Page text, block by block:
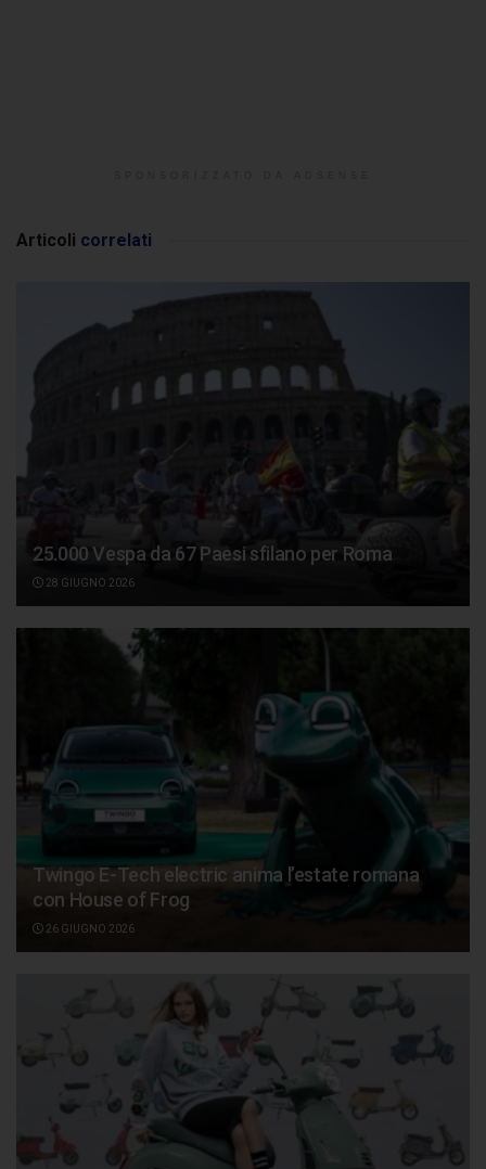
Articoli correlati
25.000 Vespa da 67 Paesi sfilano per Roma
28 GIUGNO 2026
Twingo E-Tech electric anima l’estate romana
con House of Frog
26 GIUGNO 2026